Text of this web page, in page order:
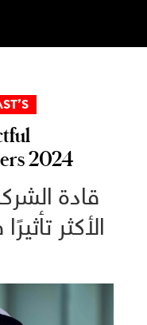
2024
الأكثر